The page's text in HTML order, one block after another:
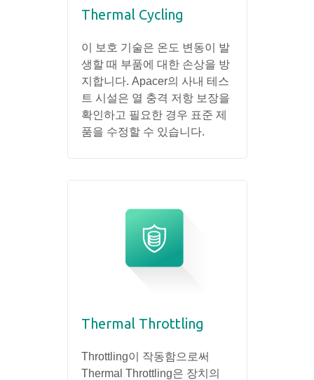
Thermal Cycling
이 보호 기술은 온도 변동이 발
생할 때 부품에 대한 손상을 방
지합니다. Apacer의 사내 테스
트 시설은 열 충격 저항 보장을
확인하고 필요한 경우 표준 제
품을 수정할 수 있습니다.
Thermal Throttling
Throttling이 작동함으로써
Thermal Throttling은 장치의